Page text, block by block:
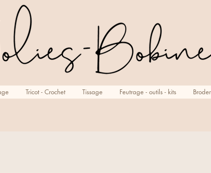
Tricot - Crochet Tissage Feutrage - outils - kits